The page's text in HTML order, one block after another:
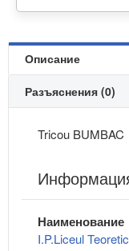
Описание
Разъяснения (0)
Tricou BUMBAC
Наименование
I.P.Liceul